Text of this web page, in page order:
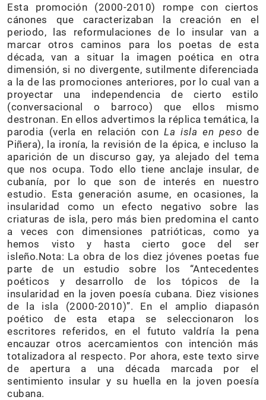
Esta promoción (2000-2010) rompe con ciertos
cánones que caracterizaban la creación en el
periodo, las reformulaciones de lo insular van a
marcar otros caminos para los poetas de esta
década, van a situar la imagen poética en otra
dimensión, si no divergente, sutilmente diferenciada
a la de las promociones anteriores, por lo cual van a
proyectar una independencia de cierto estilo
(conversacional o barroco) que ellos mismo
destronan. En ellos advertimos la réplica temática, la
parodia (verla en relación con La isla en peso de
Piñera), la ironía, la revisión de la épica, e incluso la
aparición de un discurso gay, ya alejado del tema
que nos ocupa. Todo ello tiene anclaje insular, de
cubanía, por lo que son de interés en nuestro
estudio. Esta generación asume, en ocasiones, la
insularidad como un efecto negativo sobre las
criaturas de isla, pero más bien predomina el canto
a veces con dimensiones patrióticas, como ya
hemos visto y hasta cierto goce del ser
isleño.Nota: La obra de los diez jóvenes poetas fue
parte de un estudio sobre los “Antecedentes
poéticos y desarrollo de los tópicos de la
insularidad en la joven poesía cubana. Diez visiones
de la isla (2000-2010)”. En el amplio diapasón
poético de esta etapa se seleccionaron los
escritores referidos, en el fututo valdría la pena
encauzar otros acercamientos con intención más
totalizadora al respecto. Por ahora, este texto sirve
de apertura a una década marcada por el
sentimiento insular y su huella en la joven poesía
cubana.